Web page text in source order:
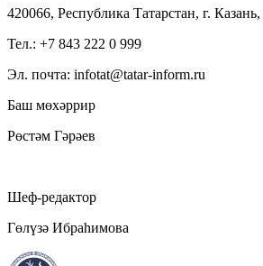
420066, Республика Татарстан, г.
Тел.: +7 843 222 0 999
Эл. почта: infotat@tatar-inform.ru
Баш мөхәррир
Рөстәм Гәрәев
Шеф-редактор
Гөлүзә Ибраһимова